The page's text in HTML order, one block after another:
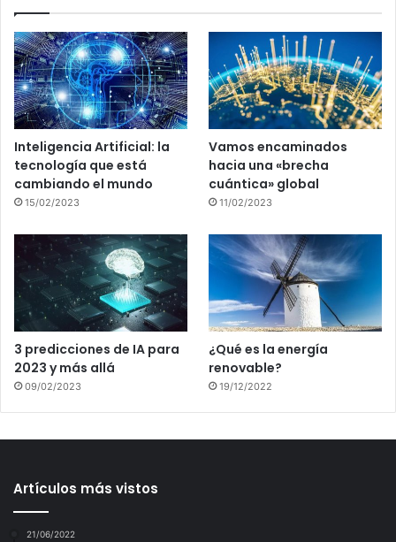
Inteligencia Artificial: la
tecnología que está
cambiando el mundo
15/02/2023
Vamos encaminados
hacia una «brecha
cuántica» global
11/02/2023
3 predicciones de IA para
2023 y más allá
09/02/2023
¿Qué es la energía
renovable?
19/12/2022
Artículos más vistos
21/06/2022